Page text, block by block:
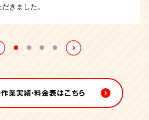
きました。
ック 3ドア 冷蔵庫
したが、搬出もトラブルなく無事に完
業実績・料金表はこちら